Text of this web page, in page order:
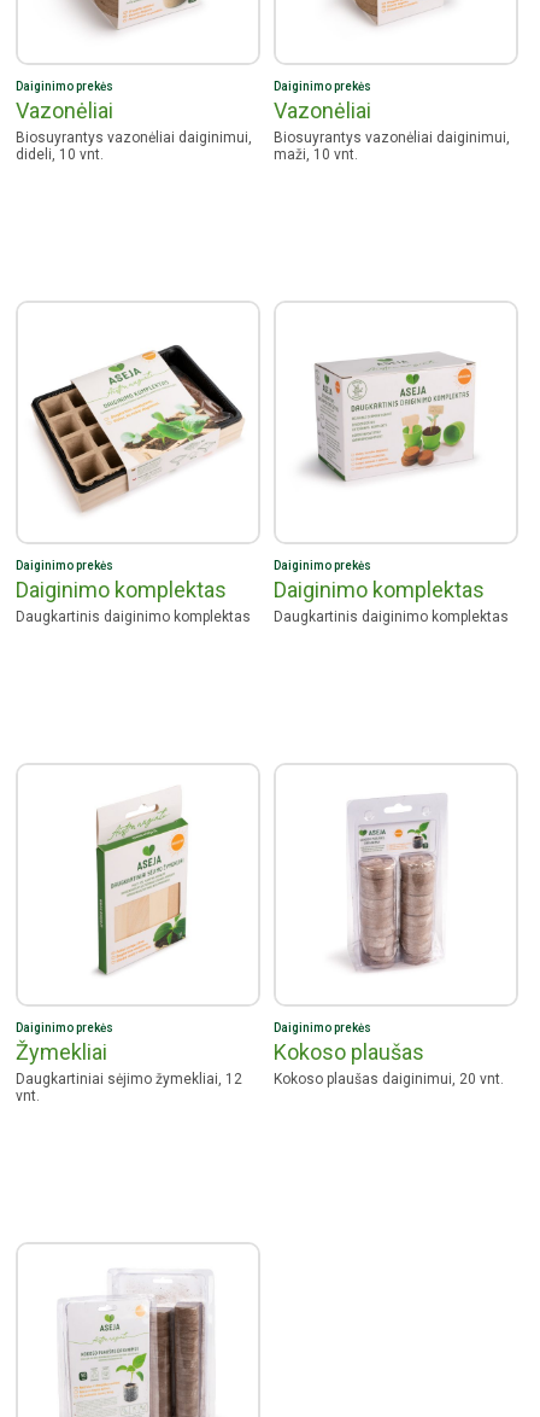
Daiginimo prekės
Vazonėliai
Biosuyrantys vazonėliai daiginimui,
dideli, 10 vnt.
Daiginimo prekės
Vazonėliai
Biosuyrantys vazonėliai daiginimui,
maži, 10 vnt.
Daiginimo prekės
Daiginimo komplektas
Daugkartinis daiginimo komplektas
Daiginimo prekės
Daiginimo komplektas
Daugkartinis daiginimo komplektas
Daiginimo prekės
Žymekliai
Daugkartiniai sėjimo žymekliai, 12
vnt.
Daiginimo prekės
Kokoso plaušas
Kokoso plaušas daiginimui, 20 vnt.